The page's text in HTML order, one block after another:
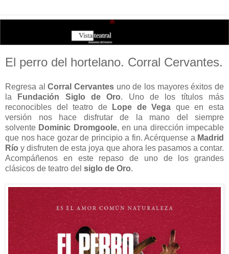
El perro del hortelano. Corral Cervantes.
Regresa alCorral Cervantes uno de los mayores éxitos de
la
Fundación Siglo de Oro. Uno de los títulos más
reconocibles del teatro de
Lope de Vega que en esta
versión nos hace disfrutar de la mano del siempre
solvente Dominic Dromgoole, en una dirección impecable
que nos hace gozar de principio a fin. Acérquense a Madrid
Río y disfruten de esta joya que ahora les pasamos a contar.
Acompáñenos en este repaso de uno de los grandes
clásicos de teatro del siglo de Oro.